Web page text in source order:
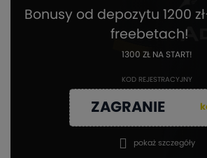
Bonusy od depozytu 1200
freebetach!
1300 ZŁ NA START!
KOD REJESTRACYJNY
ZAGRANIE
pokaż szczegóły